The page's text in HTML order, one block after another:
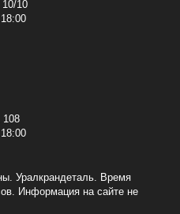
10
108
Уралкрандеталь. Время
Информация на сайте не